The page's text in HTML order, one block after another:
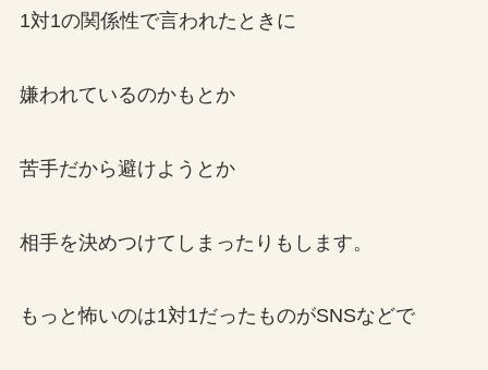
1対1の関係性で言われたときに
嫌われているのかもとか
苦手だから避けようとか
相手を決めつけてしまったりもします。
もっと怖いのは1対1だったものがSNSなどで